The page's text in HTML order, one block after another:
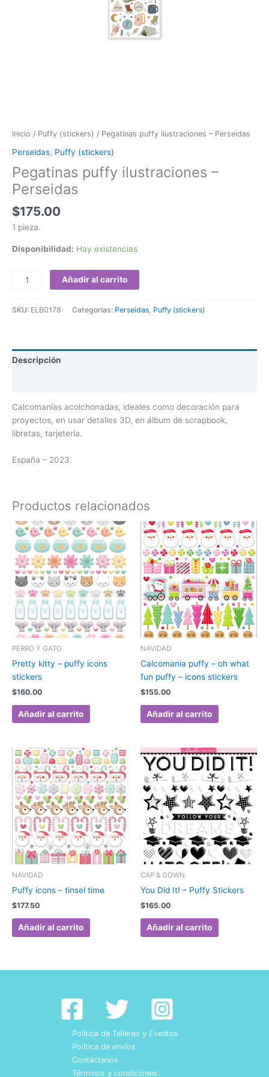
Inicio / Puffy (stickers) / Pegatinas puffy ilustraciones – Perseidas
Perseidas, Puffy (stickers)
Pegatinas puffy ilustraciones –
Perseidas
$175.00
1 pieza.
Disponibilidad: Hay existencias
Añadir al carrito
SKU: ELB0178 Categorías: Perseidas Puffy (stickers)
Descripción
Calcomanías acolchonadas, ideales como decoración para
proyectos, en usar detalles 3D, en álbum de scrapbook,
libretas, tarjetería.
España – 2023
Productos relacionados
PERRO Y GATO
Pretty kitty – puffy icons
stickers
$160.00
Añadir al carrito
NAVIDAD
Calcomania puffy – oh what
fun puffy – icons stickers
$155.00
Añadir al carrito
NAVIDAD
Puffy icons – tinsel time
$177.50
Añadir al carrito
CAP & GOWN
You Did It! – Puffy Stickers
$165.00
Añadir al carrito
Política de Talleres y Eventos
Política de envíos
Contáctanos
Términos y condiciones.